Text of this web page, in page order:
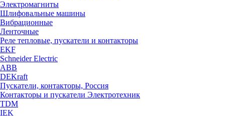
Электромагниты
Шлифовальные машины
Вибрационные
Ленточные
Реле тепловые, пускатели и контакторы
EKF
Schneider Electric
ABB
DEKraft
Пускатели, контакторы, Россия
Контакторы и пускатели Электротехник
TDM
IEK